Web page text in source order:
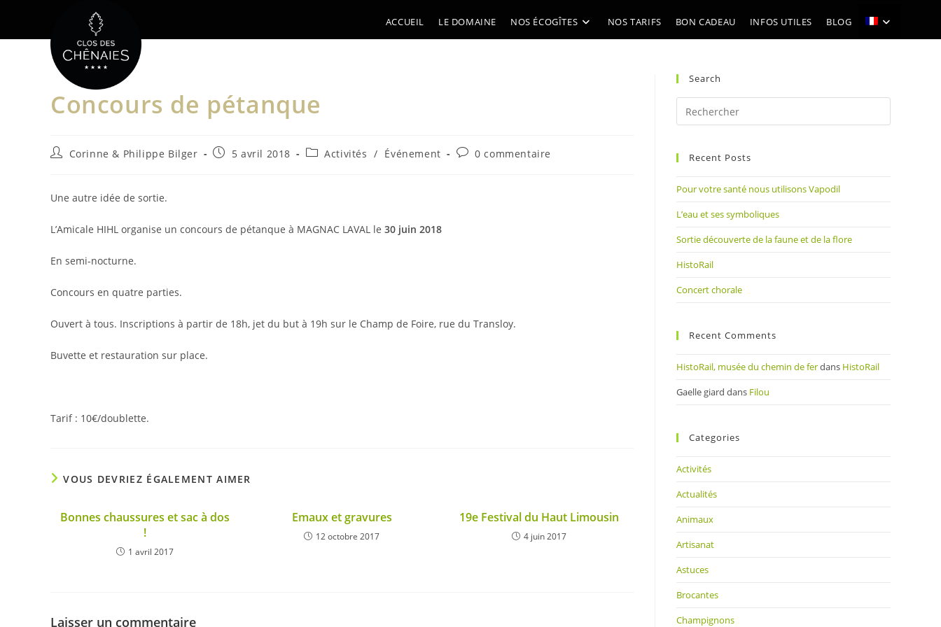
content
ACCUEIL LE DOMAINE NOS ÉCOGÎTES NOS TARIFS BON CADEAU INFOS UTILES BLOG
Concours de pétanque
Auteur/autrice
publication :
Corinne & Philippe Bilger
Publication
5 avril 2018
PostActivités / Événement
Commentaires
0 commentaire
Une autre idée de sortie.
L’Amicale HIHL organise un concours de pétanque à MAGNAC LAVAL le 30 juin 2018
En semi-nocturne.
Concours en quatre parties.
Ouvert à tous. Inscriptions à partir de 18h, jet du but à 19h sur le Champ de Foire, rue du Transloy.
Buvette et restauration sur place.
Tarif : 10€/doublette.
VOUS DEVRIEZ ÉGALEMENT AIMER
Bonnes chaussures et sac à dos
!
1 avril 2017
Emaux et gravures
12 octobre 2017
19e Festival du Haut Limousin
4 juin 2017
Laisser un commentaire
Search
Escape
Recent Posts
Pour votre santé nous utilisons Vapodil
L’eau et ses symboliques
Sortie découverte de la faune et de la flore
HistoRail
Concert chorale
Recent Comments
HistoRail, musée du chemin de ferdans HistoRail
Gaelle giard dans Filou
Categories
Activités
Actualités
Animaux
Artisanat
Astuces
Brocantes
Champignons